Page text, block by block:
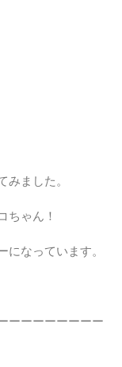
ました。
ちゃん！
なっています。
ーーーーーーーー